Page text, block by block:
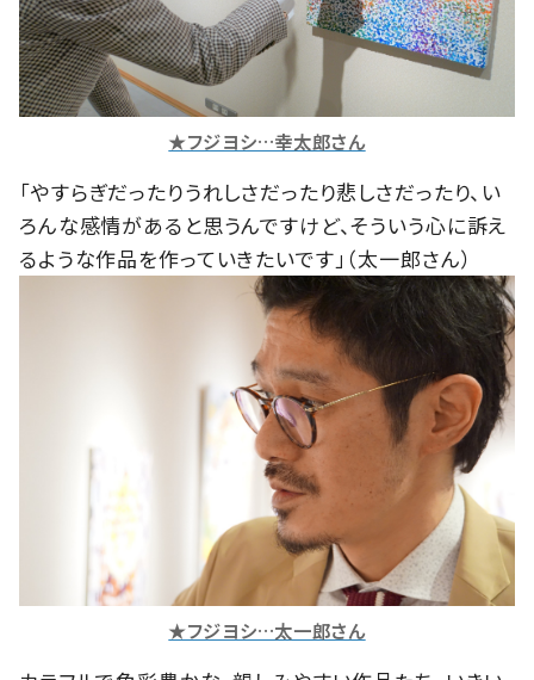
★フジヨシ…幸太郎さん
「やすらぎだったりうれしさだったり悲しさだったり、い
ろんな感情があると思うんですけど、そういう心に訴え
るような作品を作っていきたいです」（太一郎さん）
★フジヨシ…太一郎さん